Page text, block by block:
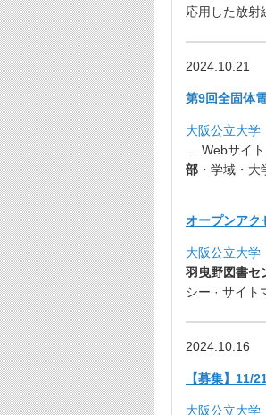
応用した放射
2024.10.21
第9回全固体
大阪公立大学
… Webサイ
部 ・学域・
オープンアク
大阪公立大学
羽曳野図書セ
シー · サイ
2024.10.16
【募集】11/
大阪公立大学